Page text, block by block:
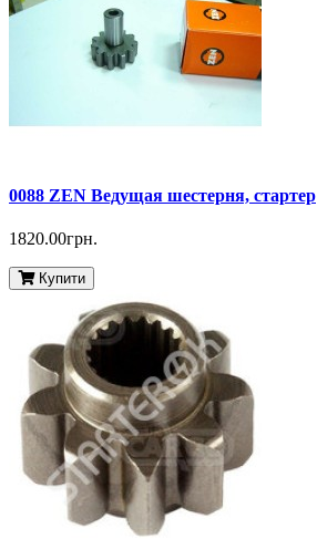
0088 ZEN Ведущая шестерня, стартер
1820.00грн.
Купити